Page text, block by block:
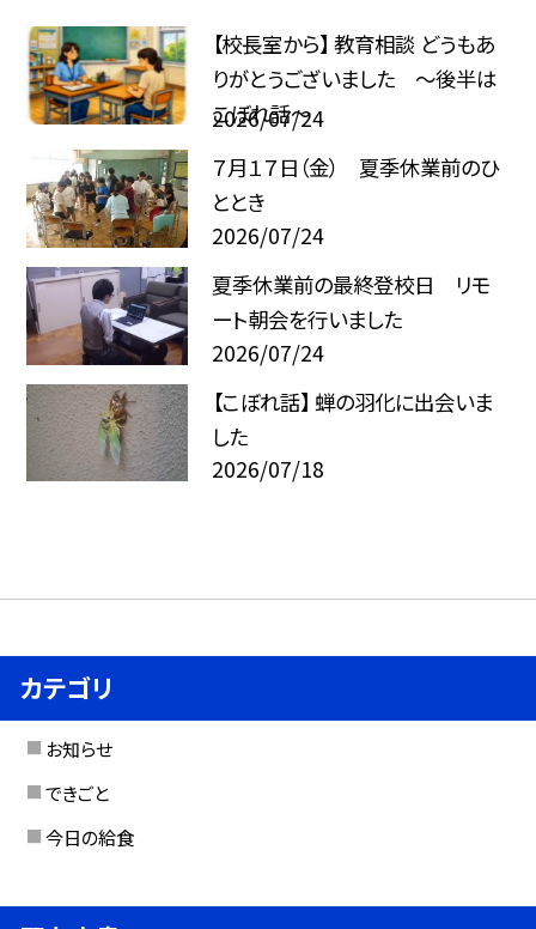
【校長室から】 教育相談 どうもあ
りがとうございました ～後半は
こぼれ話～
2026/07/24
７月１７日（金） 夏季休業前のひ
ととき
2026/07/24
夏季休業前の最終登校日 リモ
ート朝会を行いました
2026/07/24
【こぼれ話】 蝉の羽化に出会いま
した
2026/07/18
カテゴリ
お知らせ
できごと
今日の給食